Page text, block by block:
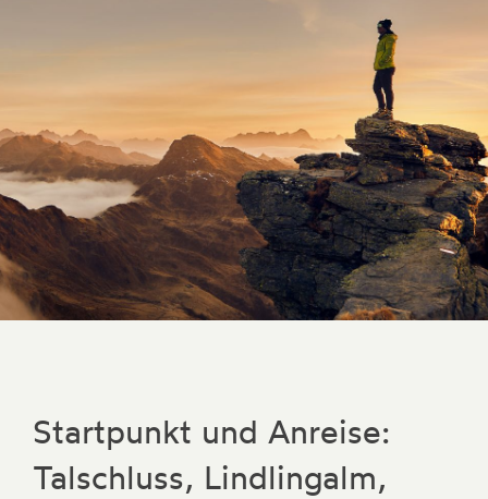
Startpunkt und Anreise:
Talschluss, Lindlingalm,